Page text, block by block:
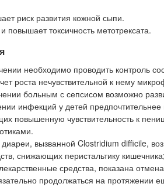
риск развития кожной сыпи.
повышает токсичность метотрексата.
необходимо проводить контроль
роста нечувствительной к нему
больным с сепсисом возможно
инфекций у детей предпочтительнее
повышенную чувствительность к
вызванной Clostridium difficile,
снижающих перистальтику
средства, показана
продолжаться на протяжении